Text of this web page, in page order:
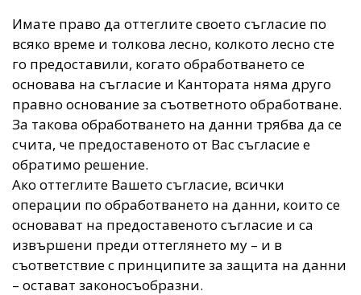
Имате право да оттеглите своето съгласие по
всяко време и толкова лесно, колкото лесно сте
го предоставили, когато обработването се
основава на съгласие и Кантората няма друго
правно основание за съответното обработване.
За такова обработването на данни трябва да се
счита, че предоставеното от Вас съгласие е
обратимо решение.
Ако оттеглите Вашето съгласие, всички
операции по обработването на данни, които се
основават на предоставеното съгласие и са
извършени преди оттеглянето му – и в
съответствие с принципите за защита на данни
– остават законосъобразни.